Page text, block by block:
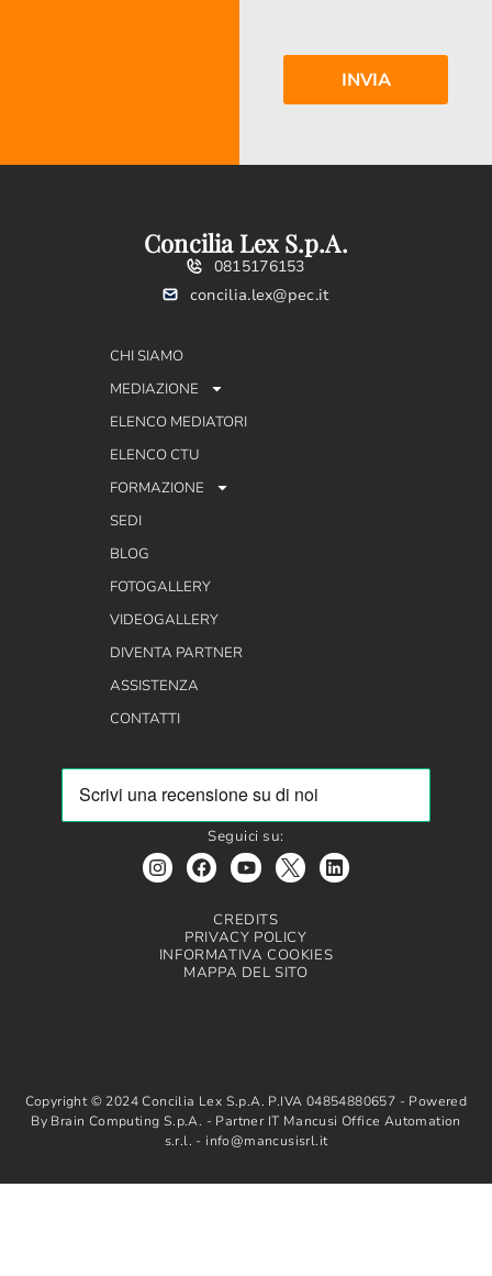
Concilia Lex S.p.A.
0815176153
concilia.lex@pec.it
CHI SIAMO
MEDIAZIONE
ELENCO MEDIATORI
ELENCO CTU
FORMAZIONE
SEDI
BLOG
FOTOGALLERY
VIDEOGALLERY
DIVENTA PARTNER
ASSISTENZA
CONTATTI
Seguici su:
CREDITS
PRIVACY POLICY
INFORMATIVA COOKIES
MAPPA DEL SITO
Copyright © 2024 Concilia Lex S.p.A. P.IVA 04854880657 - Powered
By Brain Computing S.p.A. - Partner IT Mancusi Office Automation
s.r.l. - info@mancusisrl.it